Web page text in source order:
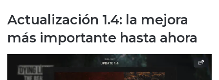
Actualización 1.4: la mejora
más importante hasta ahora